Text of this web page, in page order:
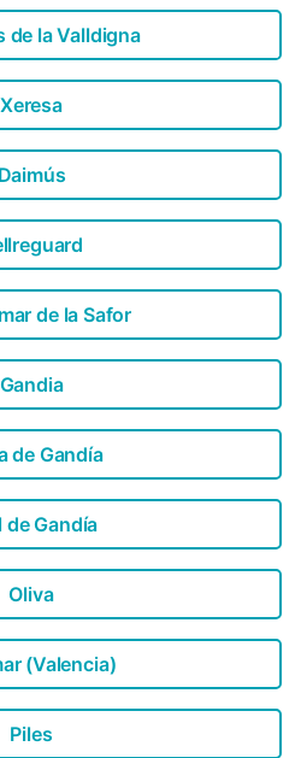
de la Valldigna
Xeresa
Daimús
de la Safor
Gandia
de Gandía
de Gandía
Oliva
(Valencia)
Piles